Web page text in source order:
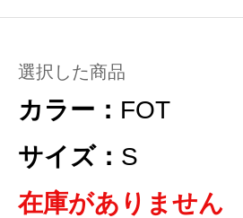
選択した商品
カラー： FOT
サイズ： S
在庫がありません